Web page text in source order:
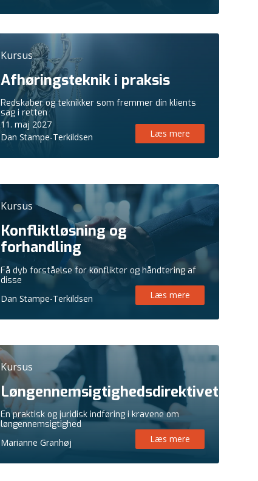
Kursus
Afhøringsteknik i praksis
Redskaber og teknikker som fremmer din klients
sag i retten
11. maj 2027
Dan Stampe-Terkildsen
Læs mere
Kursus
Konfliktløsning og
forhandling
Få dyb forståelse for konflikter og håndtering af
disse
Dan Stampe-Terkildsen
Læs mere
Kursus
Løngennemsigtighedsdirektivet
En praktisk og juridisk indføring i kravene om
løngennemsigtighed
Marianne Granhøj
Læs mere